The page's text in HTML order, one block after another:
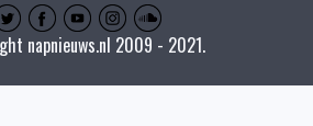
napnieuws.nl 2009 - 2021.